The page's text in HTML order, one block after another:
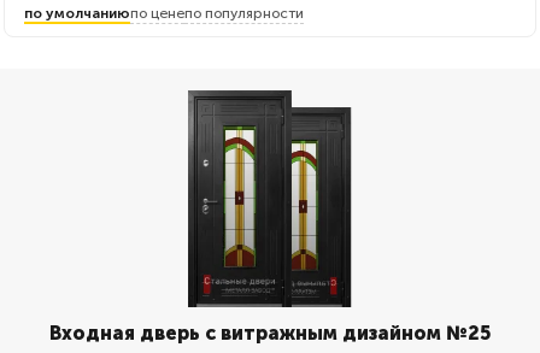
по умолчаниюпо ценепо популярности
Входная дверь с витражным дизайном №25